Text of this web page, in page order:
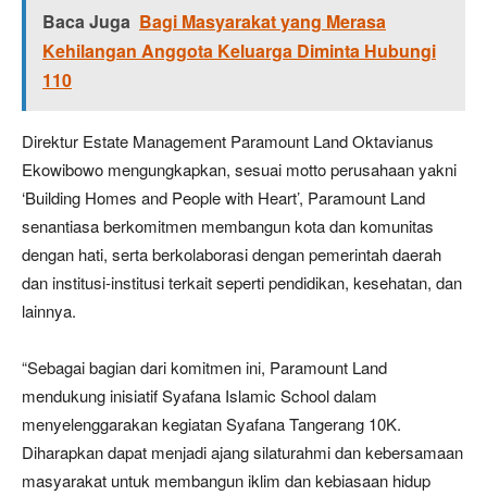
Baca Juga Bagi Masyarakat yang Merasa
Kehilangan Anggota Keluarga Diminta Hubungi
110
Direktur Estate Management Paramount Land Oktavianus
Ekowibowo mengungkapkan, sesuai motto perusahaan yakni
‘Building Homes and People with Heart’, Paramount Land
senantiasa berkomitmen membangun kota dan komunitas
dengan hati, serta berkolaborasi dengan pemerintah daerah
dan institusi-institusi terkait seperti pendidikan, kesehatan, dan
lainnya.
“Sebagai bagian dari komitmen ini, Paramount Land
mendukung inisiatif Syafana Islamic School dalam
menyelenggarakan kegiatan Syafana Tangerang 10K.
Diharapkan dapat menjadi ajang silaturahmi dan kebersamaan
masyarakat untuk membangun iklim dan kebiasaan hidup